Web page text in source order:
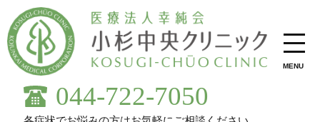
MENU
044-722-7050